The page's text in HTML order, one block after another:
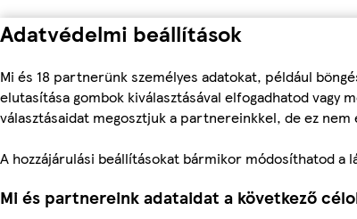
Adatvédelmi beállítások
Mi és 18 partnerünk személyes adatokat, például
elutasítása gombok kiválasztásával elfogadhatod
választásaidat megosztjuk a partnereinkkel, de ez
A hozzájárulási beállításokat bármikor módosíthatod
Mi és partnereink adataidat a következő